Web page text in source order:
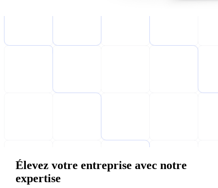
Élevez votre entreprise avec notre
expertise